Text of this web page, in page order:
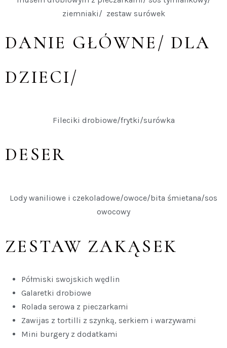
ziemniaki/ zestaw surówek
DANIE GŁÓWNE/ DLA
DZIECI/
Fileciki drobiowe/frytki/surówka
DESER
Lody waniliowe i czekoladowe/owoce/bita śmietana/sos
owocowy
ZESTAW ZAKĄSEK
Półmiski swojskich wędlin
Galaretki drobiowe
Rolada serowa z pieczarkami
Zawijas z tortilli z szynką, serkiem i warzywami
Mini burgery z dodatkami